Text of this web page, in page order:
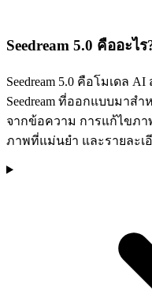
Seedream 5.0 คืออะไร
Seedream 5.0 คือโมเดล
Seedream ที่ออกแบบมาส
จากข้อความ การแก้ไขภ
ภาพที่แม่นยำ และรายละเ